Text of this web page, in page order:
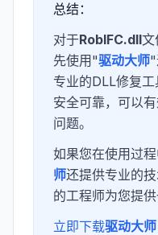
总结：
对于RobIFC.dll文
先使用"驱动大师"
专业的DLL修复
安全可靠，可以
问题。
如果您在使用过程
师还提供专业的
的工程师为您提供
立即下载驱动大师